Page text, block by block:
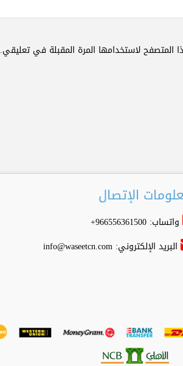
المتصفح لاستخدامها المرة المقبلة في تعليقي.
الإتصال
واتساب: 966556361500+
البريد الإلكتروني: info@waseetcn.com